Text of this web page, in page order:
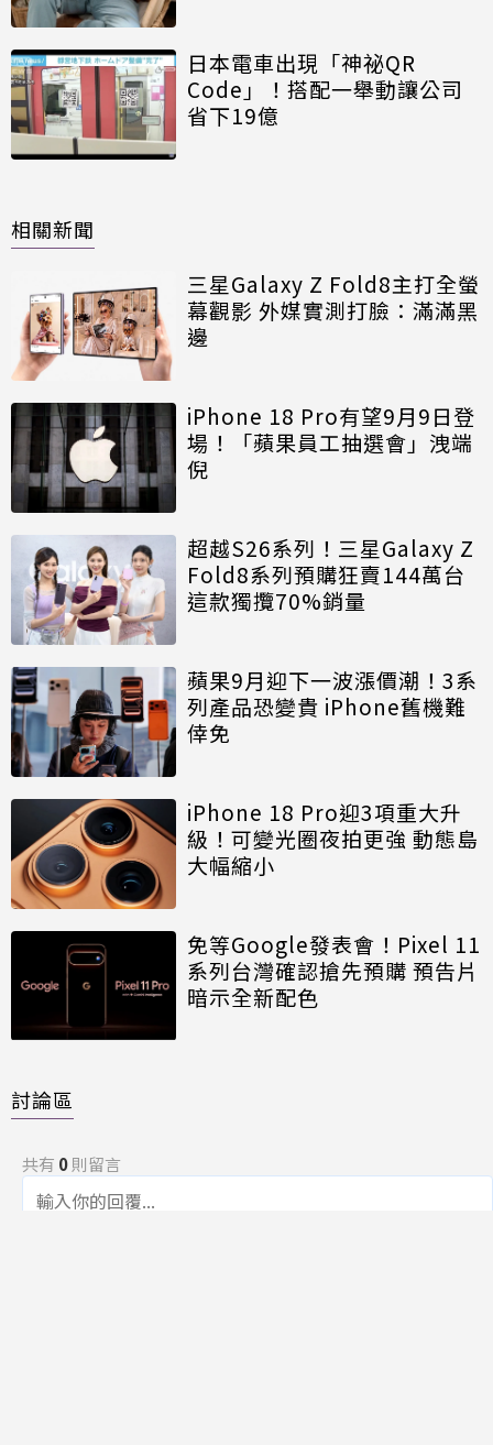
日本電車出現「神祕QR
Code」！搭配一舉動讓公司
省下19億
相關新聞
三星Galaxy Z Fold8主打全螢
幕觀影 外媒實測打臉：滿滿黑
邊
iPhone 18 Pro有望9月9日登
場！「蘋果員工抽選會」洩端
倪
超越S26系列！三星Galaxy Z
Fold8系列預購狂賣144萬台
這款獨攬70%銷量
蘋果9月迎下一波漲價潮！3系
列產品恐變貴 iPhone舊機難
倖免
iPhone 18 Pro迎3項重大升
級！可變光圈夜拍更強 動態島
大幅縮小
免等Google發表會！Pixel 11
系列台灣確認搶先預購 預告片
暗示全新配色
討論區
共有 0則留言